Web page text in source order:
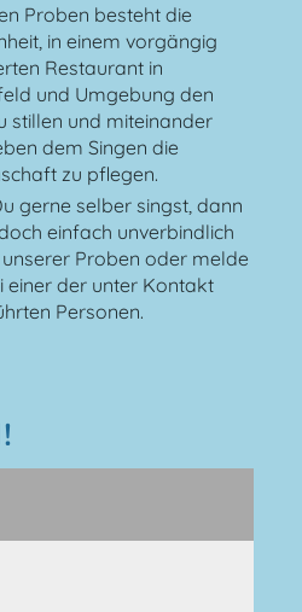
Proben besteht die
in einem vorgängig
Restaurant in
und Umgebung den
stillen und miteinander
dem Singen die
zu pflegen.
gerne selber singst, dann
einfach unverbindlich
Proben oder melde
einer der unter Kontakt
Personen.